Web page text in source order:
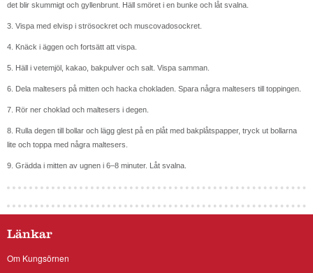
det blir skummigt och gyllenbrunt. Häll smöret i en bunke och låt svalna.
3. Vispa med elvisp i strösockret och musco­vadosockret.
4. Knäck i äggen och fortsätt att vispa.
5. Häll i vetemjöl, kakao, bakpulver och salt. Vispa samman.
6. Dela maltesers på mitten och hacka chok­laden. Spara några maltesers till toppingen.
7. Rör ner choklad och maltesers i degen.
8. Rulla degen till bollar och lägg glest på en plåt med bakplåtspapper, tryck ut bollarna
lite och toppa med några maltesers.
9. Grädda i mitten av ugnen i 6–8 minuter. Låt svalna.
Länkar
Om Kungsörnen